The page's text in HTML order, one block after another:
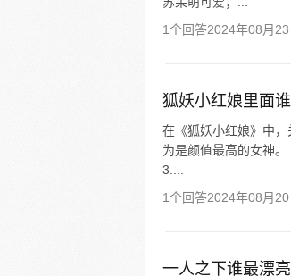
1个回答2024年08月
狐妖小红娘里面
在《狐妖小红娘》中
为是颜值最高的女神
3....
1个回答2024年08月
一人之下谁最漂亮